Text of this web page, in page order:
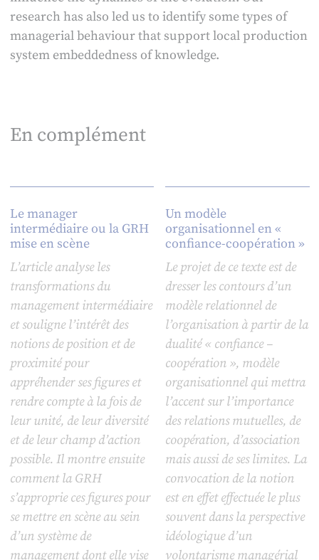
research has also led us to identify some types of
managerial behaviour that support local production
system embeddedness of knowledge.
En complément
Le manager
intermédiaire ou la GRH
mise en scène
L’article analyse les
transformations du
management intermédiaire
et souligne l’intérêt des
notions de position et de
proximité pour
appréhender ses figures et
rendre compte à la fois de
leur unité, de leur diversité
et de leur champ d’action
possible. Il montre ensuite
comment la GRH
s’approprie ces figures pour
se mettre en scène au sein
d’un système de
management dont elle vise
Un modèle
organisationnel en «
confiance-coopération »
Le projet de ce texte est de
dresser les contours d’un
modèle relationnel de
l’organisation à partir de la
dualité « confiance –
coopération », modèle
organisationnel qui mettra
l’accent sur l’importance
des relations mutuelles, de
coopération, d’association
mais aussi de ses limites. La
convocation de la notion
est en effet effectuée le plus
souvent dans la perspective
idéologique d’un
volontarisme managérial